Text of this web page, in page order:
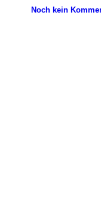
Noch kein